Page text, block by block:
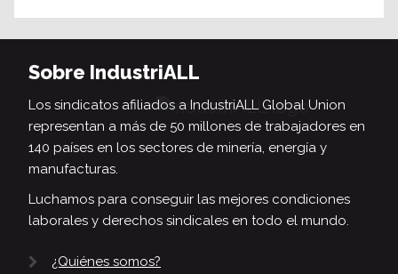
Sobre IndustriALL
Los sindicatos afiliados a IndustriALL Global Union
representan a más de 50 millones de trabajadores en
140 países en los sectores de minería, energía y
manufacturas.
Luchamos para conseguir las mejores condiciones
laborales y derechos sindicales en todo el mundo.
¿Quiénes somos?